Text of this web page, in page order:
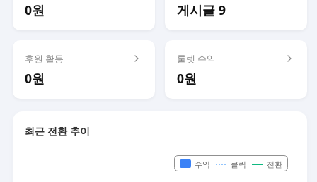
0원 게시글 9
후원 활동
0원
룰렛 수익
0원
최근 전환 추이